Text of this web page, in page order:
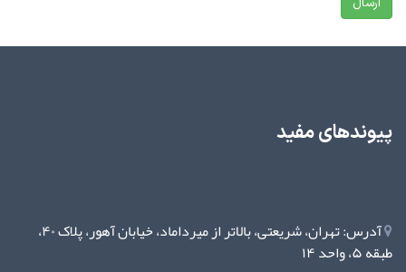
پیوندهای مفید
آدرس: تهران، شریعتی، بالاتر از میرداماد، خیابان آهور، پلاک ۴۰،
طبقه ۵، واحد ۱۴